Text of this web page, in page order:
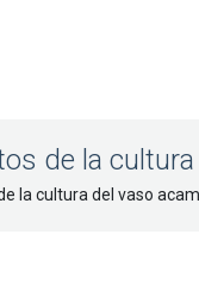
de la
la cultura del vaso